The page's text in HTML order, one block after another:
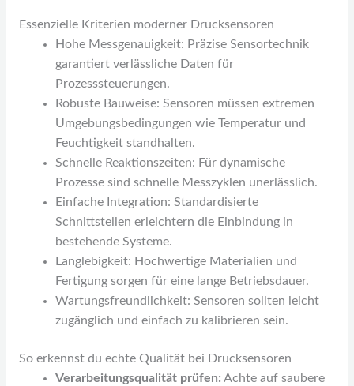
Essenzielle Kriterien moderner Drucksensoren
Hohe Messgenauigkeit: Präzise Sensortechnik
garantiert verlässliche Daten für
Prozesssteuerungen.
Robuste Bauweise: Sensoren müssen extremen
Umgebungsbedingungen wie Temperatur und
Feuchtigkeit standhalten.
Schnelle Reaktionszeiten: Für dynamische
Prozesse sind schnelle Messzyklen unerlässlich.
Einfache Integration: Standardisierte
Schnittstellen erleichtern die Einbindung in
bestehende Systeme.
Langlebigkeit: Hochwertige Materialien und
Fertigung sorgen für eine lange Betriebsdauer.
Wartungsfreundlichkeit: Sensoren sollten leicht
zugänglich und einfach zu kalibrieren sein.
So erkennst du echte Qualität bei Drucksensoren
Verarbeitungsqualität prüfen: Achte auf saubere